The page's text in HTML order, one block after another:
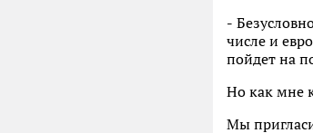
-
числе и
пойдет на
Но как мне
Мы